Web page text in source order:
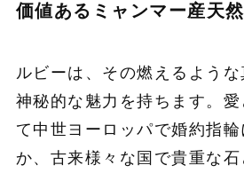
価値あるミャンマー産天
ルビーは、その燃えるよう
神秘的な魅力を持ちます。
て中世ヨーロッパで婚約指
か、古来様々な国で貴重な石